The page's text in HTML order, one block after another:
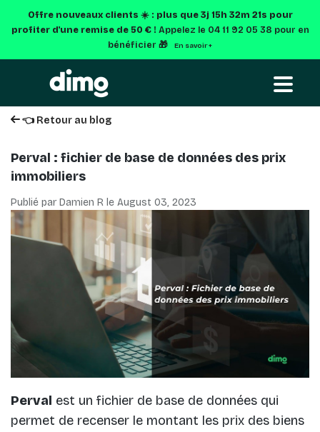
Offre nouveaux clients ☀️ : plus que 3j 15h 32m 20s pour
profiter d'une remise de 50 € ! Appelez le 04 11 92 05 38 pour en
bénéficier 🎁
En savoir +
👈 Retour au blog
Perval : fichier de base de données des prix
immobiliers
Publié par Damien R le August 03, 2023
Perval est un fichier de base de données qui
permet de recenser le montant les prix des biens